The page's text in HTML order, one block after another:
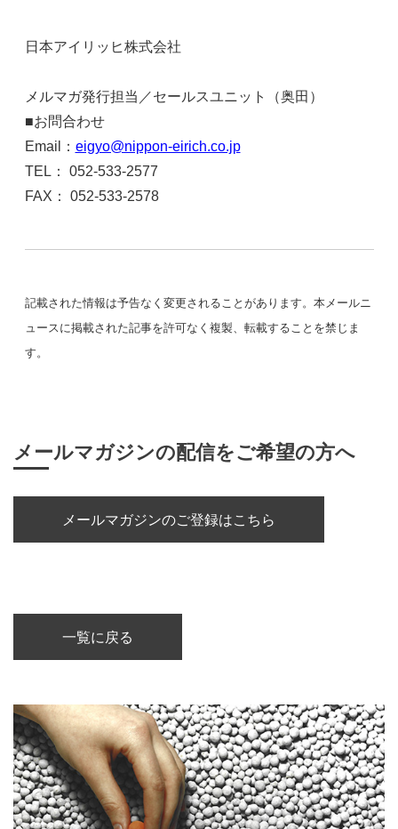
日本アイリッヒ株式会社
メルマガ発行担当／セールスユニット（奥田）
■お問合わせ
Email： eigyo@nippon-eirich.co.jp
TEL： 052-533-2577
FAX： 052-533-2578
記載された情報は予告なく変更されることがあります。本メールニ
ュースに掲載された記事を許可なく複製、転載することを禁じま
す。
メールマガジンの配信をご希望の方へ
メールマガジンのご登録はこちら
一覧に戻る